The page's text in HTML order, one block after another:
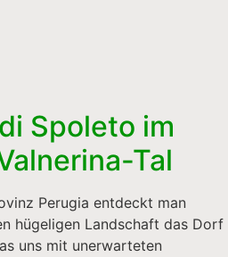
Spoleto im
Tal
Perugia entdeckt man
hügeligen Landschaft das Dorf
uns mit unerwarteten